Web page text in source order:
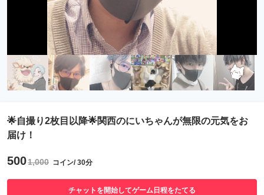
🌟自撮り2枚目以降🌟関西のにいちゃんが無限の元気をお
届け！
5001,000 コイン/ 30分
チャットを開始してゲーム日程をたてる